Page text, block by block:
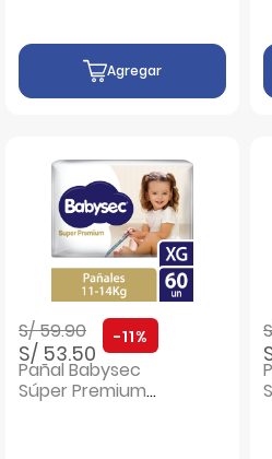
Agregar
Precio rebajado de
S/ 59.90a
S/ 53.50
-11%
Pañal Babysec
Súper Premium